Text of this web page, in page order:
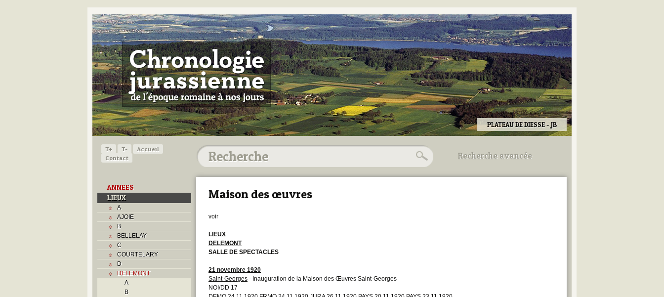
PLATEAU DE DIESSE - JB
T+ T-
Accueil
Contact
ANNEES
LIEUX
A
AJOIE
B
BELLELAY
C
COURTELARY
D
DELEMONT
A
B
Recherche avancée
Utilisez les champs ci-dessous
Maison des œuvres
voir
LIEUX
DELEMONT
SALLE DE SPECTACLES
21 novembre 1920
Saint-Georges - Inauguration de la Maison des Œuvres Saint-Georges
NOI/DD 17